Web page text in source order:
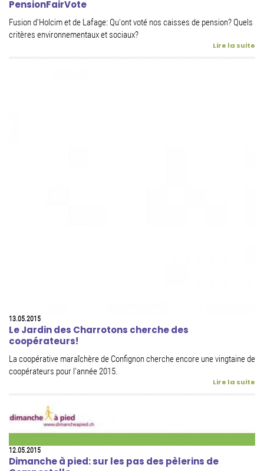
PensionFairVote
Fusion d'Holcim et de Lafage: Qu'ont voté nos caisses de pension? Quels
critères environnementaux et sociaux?
Lire la suite
13.05.2015
Le Jardin des Charrotons cherche des
coopérateurs!
La coopérative maraîchère de Confignon cherche encore une vingtaine de
coopérateurs pour l'année 2015.
Lire la suite
12.05.2015
Dimanche à pied: sur les pas des pèlerins de